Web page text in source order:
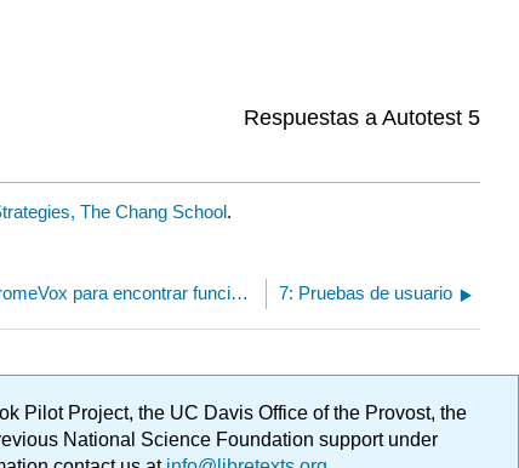
Respuestas a Autotest 5
The Chang School.
6.6: Actividad- Uso de ChromeVox para encontrar funciones de accesibilidad 7: Pruebas de usuario
Pilot Project, the UC Davis Office of the Provost, the
National Science Foundation support under